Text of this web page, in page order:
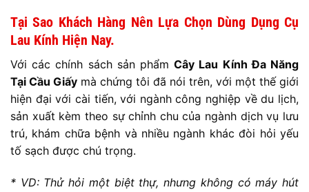
Tại Sao Khách Hàng Nên Lựa Chọn Dùng Dụng Cụ
Lau Kính Hiện Nay.
Với các chính sách sản phẩmCây Lau Kính Đa Năng
Tại Cầu Giấy mà chứng tôi đã nói trên, với một thế giới
hiện đại với cài tiến, với ngành công nghiệp về du lịch,
sản xuất kèm theo sự chỉnh chu của ngành dịch vụ lưu
trú, khám chữa bệnh và nhiều ngành khác đòi hỏi yếu
tố sạch được chú trọng.
* VD: Thử hỏi một biệt thự, nhưng không có máy hút